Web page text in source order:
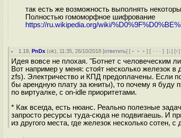
так есть же возможность выполнять
Полностью гомоморфное шифрование
https://ru.wikipedia.org/wiki/
1.19 ,PnDx (ok), 11:35, 26/10/2018 [ответить] [ ﹢﹢﹢] [ · · ·][↓] [↑
Идея вовсе не плохая. "Ботнет с человеческим
Вот например у меня: стоя́т несколько железок
zfs). Электричество и КПД предоплачены. Если
бы арендную плату за юниты), то почему я буду
по виртуалке, с on-idle приоритетами.
* Как всегда, есть нюанс. Реально полезные
запросто ресурсы туда-сюда не подвигаешь. И
из другого места, где железок несколько сотен,